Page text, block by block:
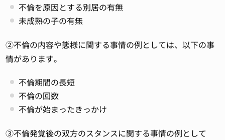
不倫を原因とする別居の有無
未成熟の子の有無
②不倫の内容や態様に関する事情の例としては、以下の事
情があります。
不倫期間の長短
不倫の回数
不倫が始まったきっかけ
③不倫発覚後の双方のスタンスに関する事情の例として